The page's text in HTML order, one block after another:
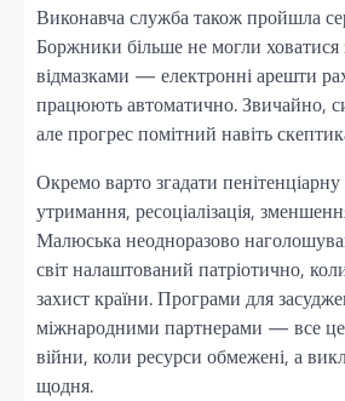
Виконавча служба також пройшла
Боржники більше не могли
відмазками — електронні арешти
працюють автоматично. Звичайно,
але прогрес помітний навіть
Окремо варто згадати
утримання, ресоціалізація,
Малюська неодноразово
світ налаштований патріотично,
захист країни. Програми для
міжнародними партнерами — все
війни, коли ресурси обмежені, а
щодня.